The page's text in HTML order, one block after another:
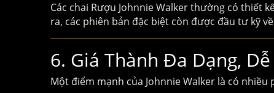
Các chai Rượu Johnnie Walkerthường có thiết
ra, các phiên bản đặc biệt còn được đầu tư kỹ
6. Giá Thành Đa Dạng,
Một điểm mạnh của Johnnie Walker là có nhiều